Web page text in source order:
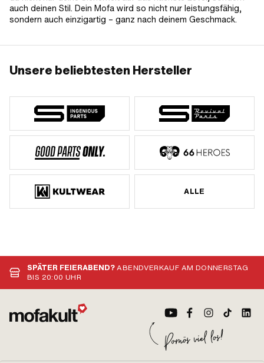
auch deinen Stil. Dein Mofa wird so nicht nur leistungsfähig,
sondern auch einzigartig – ganz nach deinem Geschmack.
Unsere beliebtesten Hersteller
ALLE
SPÄTER FEIERABEND?ABENDVERKAUF AM DONNERSTAG
BIS 20:00 UHR